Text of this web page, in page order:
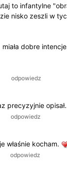
to infantylne
nisko zeszli w
dobre
odpowiedz
precyzyjnie
odpowiedz
właśnie kocham.
odpowiedz